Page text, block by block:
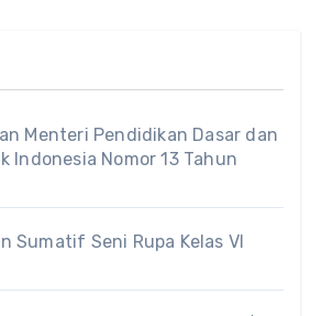
Menteri Pendidikan Dasar dan
Indonesia Nomor 13 Tahun
Sumatif Seni Rupa Kelas VI